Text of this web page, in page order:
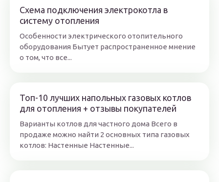
Схема подключения электрокотла в
систему отопления
Особенности электрического отопительного
оборудования Бытует распространенное мнение
о том, что все...
Топ-10 лучших напольных газовых котлов
для отопления + отзывы покупателей
Варианты котлов для частного дома Всего в
продаже можно найти 2 основных типа газовых
котлов: Настенные Настенные...